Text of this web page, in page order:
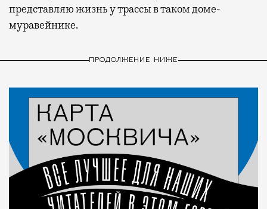
представляю жизнь у трассы в таком доме-
муравейнике.
ПРОДОЛЖЕНИЕ НИЖЕ